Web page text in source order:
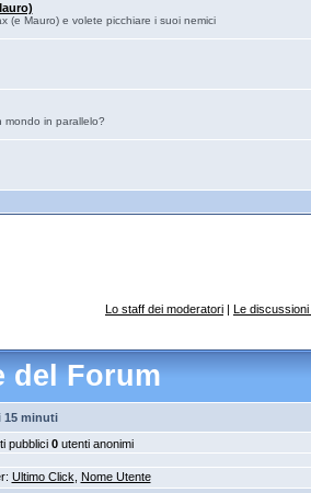
(e Mauro) e volete picchiare i suoi nemici
mondo in parallelo?
Lo staff dei moderatori | Le discussioni
del Forum
15 minuti
pubblici 0utenti anonimi
Ultimo Click
Nome Utente